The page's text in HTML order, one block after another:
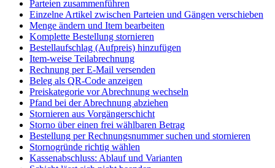
Parteien zusammenführen
Einzelne Artikel zwischen Parteien und Gängen verschieben
Menge ändern und Item bearbeiten
Komplette Bestellung stornieren
Bestellaufschlag (Aufpreis) hinzufügen
Item-weise Teilabrechnung
Rechnung per E-Mail versenden
Beleg als QR-Code anzeigen
Preiskategorie vor Abrechnung wechseln
Pfand bei der Abrechnung abziehen
Stornieren aus Vorgängerschicht
Storno über einen frei wählbaren Betrag
Bestellung per Rechnungsnummer suchen und stornieren
Stornogründe richtig wählen
Kassenabschluss: Ablauf und Varianten